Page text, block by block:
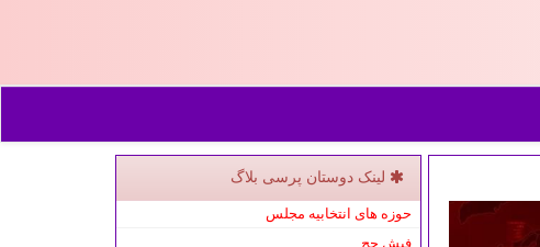
لینک دوستان پرسی بلاگ
حوزه های انتخابیه مجلس
فیش حج